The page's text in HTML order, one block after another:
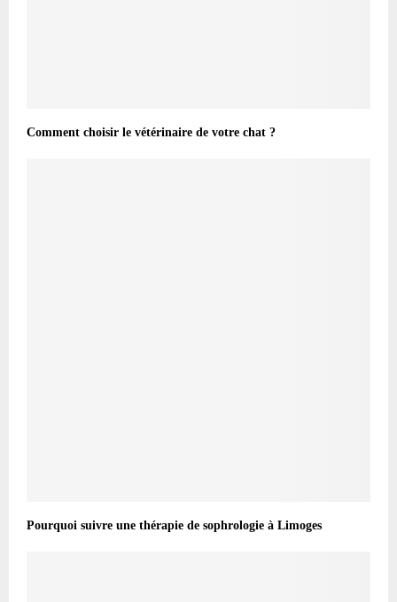
Comment choisir le vétérinaire de votre chat ?
Pourquoi suivre une thérapie de sophrologie à Limoges